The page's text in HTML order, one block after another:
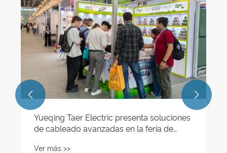
Yueqing Taer Electric presenta soluciones
de cableado avanzadas en la feria de
Ver más >>
 